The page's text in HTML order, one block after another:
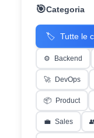
🎯Categoria
🏷️ Tutte le
⚙️ Backend
🚀 DevOps
📦 Product
💼 Sales